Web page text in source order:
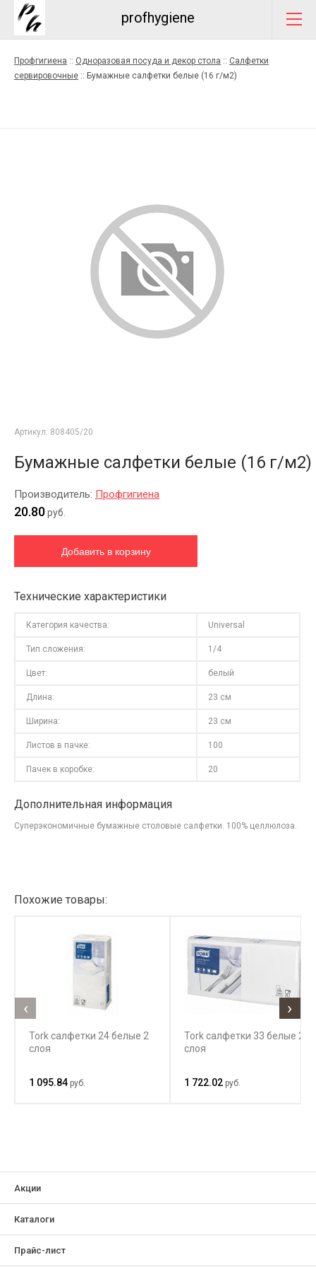
profhygiene
Профгигиена :: Одноразовая посуда и декор стола :: Салфетки
сервировочные :: Бумажные салфетки белые (16 г/м2)
Артикул: 808405/20
Бумажные салфетки белые (16 г/м2)
Производитель: Профгигиена
20.80руб.
Технические характеристики
Категория качества: Universal
Тип сложения: 1/4
Цвет: белый
Длина: 23 см
Ширина: 23 см
Листов в пачке: 100
Пачек в коробке: 20
Дополнительная информация
Суперэкономичные бумажные столовые салфетки. 100% целлюлоза.
Похожие товары:
Tork cалфетки 24 белые 2
слоя
1 095.84 руб.
Tork салфетки 33 белые 2
слоя
1 722.02 руб.
‹ ›
Акции
Каталоги
Прайс-лист